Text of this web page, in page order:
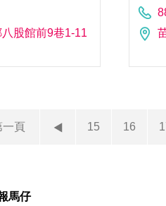
股館前9巷1-11
一頁 15 16
馬仔